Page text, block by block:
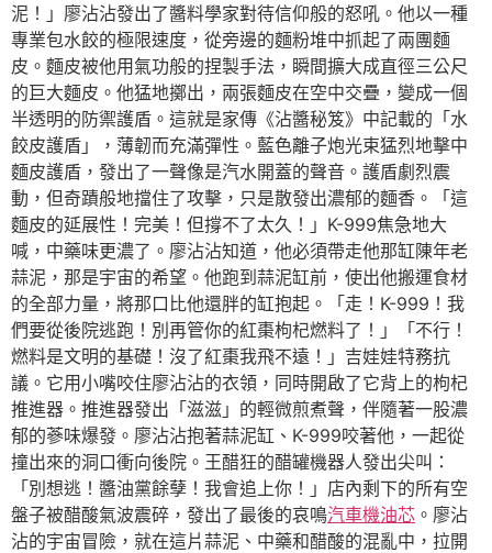
泥！」廖沾沾發出了醬料學家對待信仰般的怒吼。他以一種
專業包水餃的極限速度，從旁邊的麵粉堆中抓起了兩團麵
皮。麵皮被他用氣功般的捏製手法，瞬間擴大成直徑三公尺
的巨大麵皮。他猛地擲出，兩張麵皮在空中交疊，變成一個
半透明的防禦護盾。這就是家傳《沾醬秘笈》中記載的「水
餃皮護盾」，薄韌而充滿彈性。藍色離子炮光束猛烈地擊中
麵皮護盾，發出了一聲像是汽水開蓋的聲音。護盾劇烈震
動，但奇蹟般地擋住了攻擊，只是散發出濃郁的麵香。「這
麵皮的延展性！完美！但撐不了太久！」K-999焦急地大
喊，中藥味更濃了。廖沾沾知道，他必須帶走他那缸陳年老
蒜泥，那是宇宙的希望。他跑到蒜泥缸前，使出他搬運食材
的全部力量，將那口比他還胖的缸抱起。「走！K-999！我
們要從後院逃跑！別再管你的紅棗枸杞燃料了！」「不行！
燃料是文明的基礎！沒了紅棗我飛不遠！」吉娃娃特務抗
議。它用小嘴咬住廖沾沾的衣領，同時開啟了它背上的枸杞
推進器。推進器發出「滋滋」的輕微煎煮聲，伴隨著一股濃
郁的蔘味爆發。廖沾沾抱著蒜泥缸、K-999咬著他，一起從
撞出來的洞口衝向後院。王醋狂的醋罐機器人發出尖叫：
「別想逃！醬油黨餘孽！我會追上你！」店內剩下的所有空
盤子被醋酸氣波震碎，發出了最後的哀鳴汽車機油芯 。廖沾
沾的宇宙冒險，就在這片蒜泥、中藥和醋酸的混亂中，拉開